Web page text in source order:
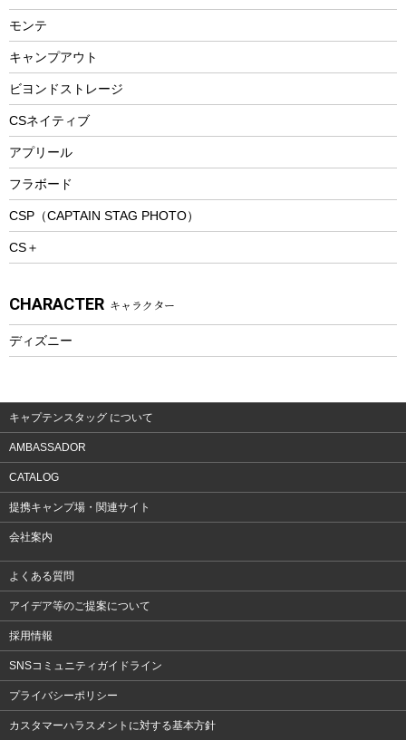
ランチョンマット
ランチボックス
ビーチテント
ウィンター
スノーシュー
防寒ウェア
トレッキング
トレッキングアクセサリー
プレイグッズ
ウェルネス
ウェア、タオル
ウェア
モンテ
キャンプアウト
ビヨンドストレージ
CSネイティブ
アプリール
フラボード
CSP（CAPTAIN STAG PHOTO）
CS＋
CHARACTER キャラクター
ディズニー
キャプテンスタッグ について
AMBASSADOR
CATALOG
提携キャンプ場・関連サイト
会社案内
よくある質問
アイデア等のご提案について
採用情報
SNSコミュニティガイドライン
プライバシーポリシー
カスタマーハラスメントに対する基本方針